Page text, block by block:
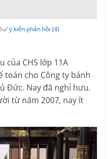
ý kiến phản hồi (4)
của CHS lớp 11A
toán cho Công ty bánh
Đức. Nay đã nghỉ hưu.
từ năm 2007, nay ít